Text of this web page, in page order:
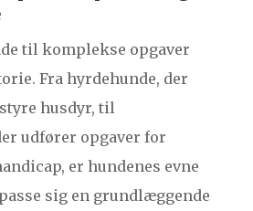
til komplekse opgaver
Fra hyrdehunde, der
husdyr, til
udfører opgaver for
er hundenes evne
sig en grundlæggende